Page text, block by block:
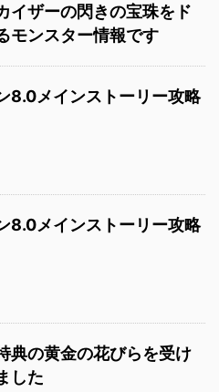
イザーの閃きの宝珠をド
モンスター情報です
8.0メインストーリー攻略
8.0メインストーリー攻略
典の黄金の花びらを受け
した